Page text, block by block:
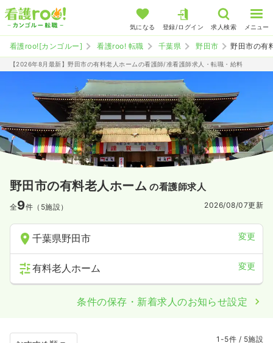
気になる 登録/ログイン 求人検索 メニュー
看護roo![カンゴルー] 看護roo! 転職 千葉県 野田市 野田市の有
【2026年8月最新】野田市の有料老人ホームの看護師/准看護師求人・転職・給料
野田市の有料老人ホーム の看護師求人
全9件（5施設） 2026/08/07更新
千葉県野田市 変更
有料老人ホーム 変更
条件の保存・新着求人のお知らせ設定
1-5件 / 5施設